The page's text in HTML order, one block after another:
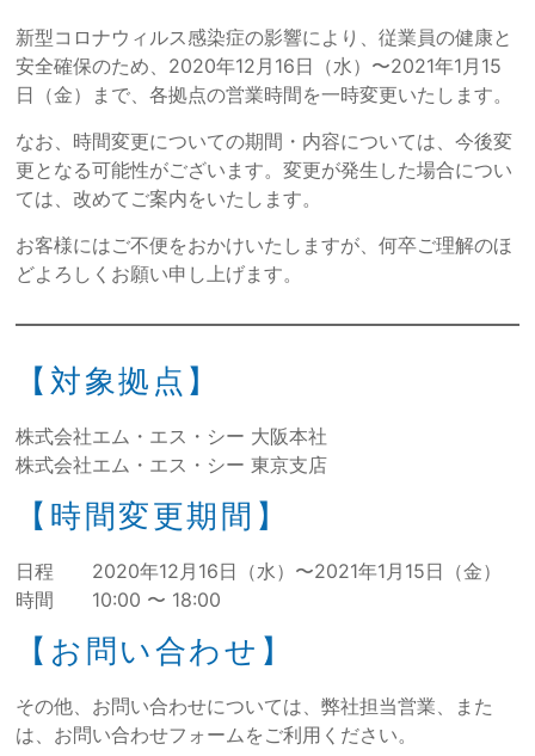
新型コロナウィルス感染症の影響により、従業員の健康と
安全確保のため、2020年12月16日（水）〜2021年1月15
日（金）まで、各拠点の営業時間を一時変更いたします。
なお、時間変更についての期間・内容については、今後変
更となる可能性がございます。変更が発生した場合につい
ては、改めてご案内をいたします。
お客様にはご不便をおかけいたしますが、何卒ご理解のほ
どよろしくお願い申し上げます。
【対象拠点】
株式会社エム・エス・シー 大阪本社
株式会社エム・エス・シー 東京支店
【時間変更期間】
日程 2020年12月16日（水）〜2021年1月15日（金）
時間 10:00 〜 18:00
【お問い合わせ】
その他、お問い合わせについては、弊社担当営業、また
は、お問い合わせフォームをご利用ください。